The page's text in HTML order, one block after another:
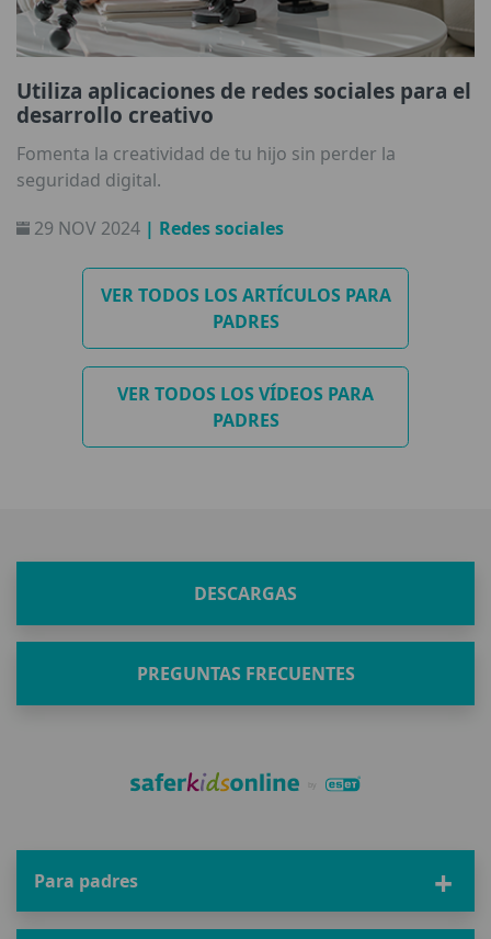
Utiliza aplicaciones de redes sociales para el
desarrollo creativo
Fomenta la creatividad de tu hijo sin perder la
seguridad digital.
29 NOV 2024 | Redes sociales
VER TODOS LOS ARTÍCULOS PARA
PADRES
VER TODOS LOS VÍDEOS PARA
PADRES
DESCARGAS
PREGUNTAS FRECUENTES
Para padres